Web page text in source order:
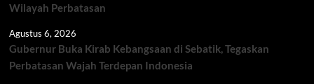
Wilayah Perbatasan
Agustus 6, 2026
Gubernur Buka Kirab Kebangsaan di Sebatik, Tegaskan
Perbatasan Wajah Terdepan Indonesia